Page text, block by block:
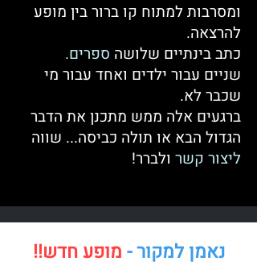
ומסרבות למתוח קו ברור בין מופע
להרצאה.
כתב בינתיים שלושה ספרים.
שניים עבור ילדים ואחד עבור מי
שכבר לא.
ברגעים אלה ממש מתכנן את הדבר
הגדול הבא או תולה כביסה... שווה
ליצור קשר ולברר!
נאמן למקור - מופע חדש!!